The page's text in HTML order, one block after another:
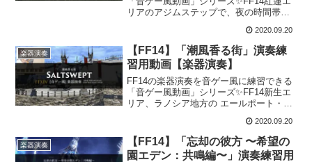
リアのアジムステップで、夜の時間帯に
テップ：夜〜」の楽器演奏練習ができる
動画を紹介します！演奏練習動画▼FF14
地平線...
2020.09.20
楽器演奏
【FF14】「潮風香る街」演奏練
習用動画【楽器演奏】
FF14の楽器演奏を音ゲー風に練習できる
「音ゲー風動画」シリーズ✨FF14新生エ
リア、ラノシア地方の エールポート・モ
街」の楽器演奏練習ができる動画を紹介
します！演奏練習動画▼FF14 潮風香る街
【音...
2020.09.20
楽器演奏
【FF14】「忘却の彼方 〜希望の
園エデン：共鳴編〜」演奏練習用